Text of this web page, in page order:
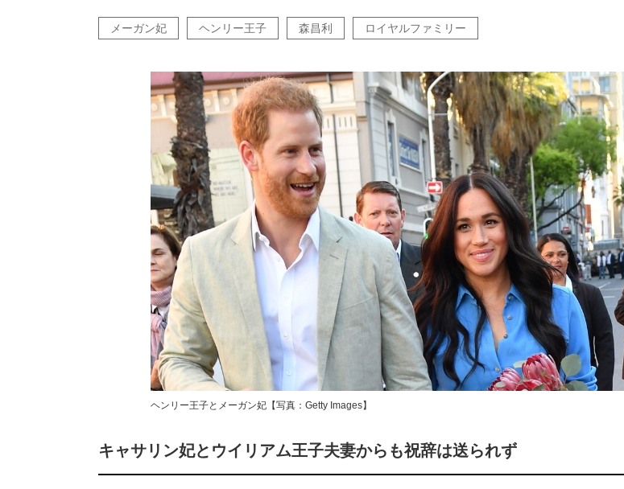
メーガン妃 ヘンリー王子 森昌利 ロイヤルファミリー
ヘンリー王子とメーガン妃【写真：Getty Images】
キャサリン妃とウイリアム王子夫妻からも祝辞は送られず